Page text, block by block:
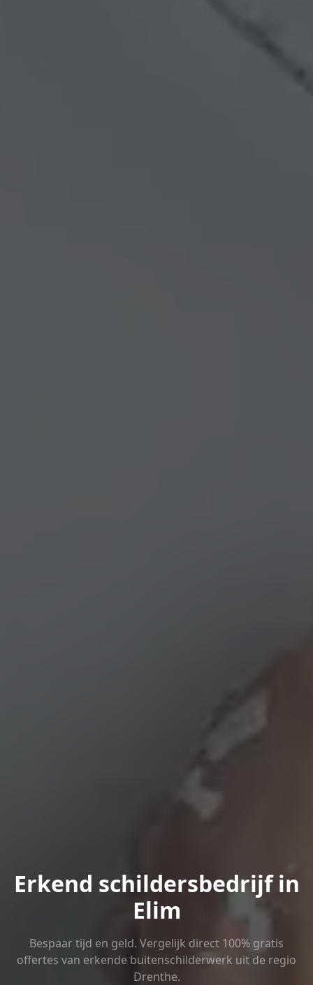
Erkend schildersbedrijf in
Elim
Bespaar tijd en geld. Vergelijk direct 100% gratis
offertes van erkende buitenschilderwerk uit de regio
Drenthe.